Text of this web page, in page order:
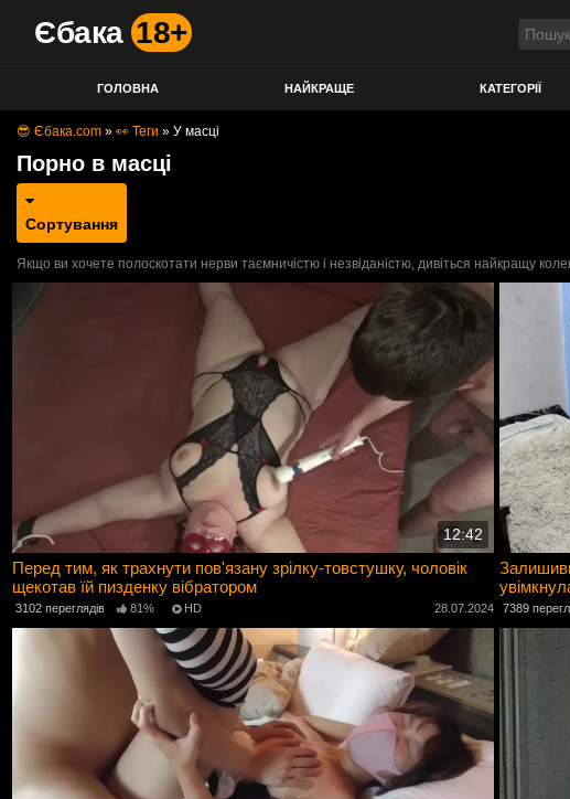
Єбака 18+
ГОЛОВНА НАЙКРАЩЕ КАТЕГОРІЇ
😎 Єбака.com » 👀 Теги » У масці
Порно в масці
Сортування
Якщо ви хочете полоскотати нерви таємничістю і незвіданістю, дивіться найкращу
12:42
Перед тим, як трахнути пов'язану зрілку-товстушку, чоловік
щекотав їй пизденку вібратором
3102 переглядів 81% HD 28.07.2024 7389